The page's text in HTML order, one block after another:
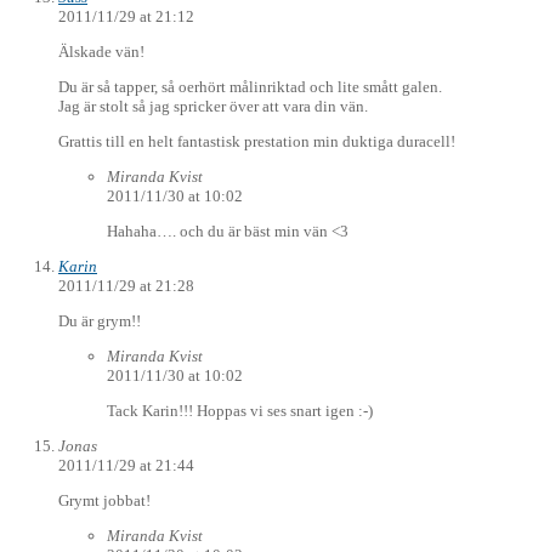
2011/11/29 at 21:12
Älskade vän!
Du är så tapper, så oerhört målinriktad och lite smått galen.
Jag är stolt så jag spricker över att vara din vän.
Grattis till en helt fantastisk prestation min duktiga duracell!
Miranda Kvist
2011/11/30 at 10:02
Hahaha…. och du är bäst min vän <3
Karin
2011/11/29 at 21:28
Du är grym!!
Miranda Kvist
2011/11/30 at 10:02
Tack Karin!!! Hoppas vi ses snart igen :-)
Jonas
2011/11/29 at 21:44
Grymt jobbat!
Miranda Kvist